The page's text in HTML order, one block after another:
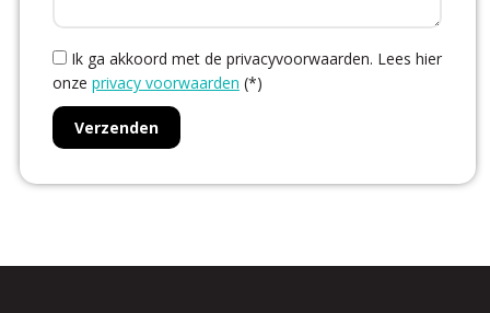
Ik ga akkoord met de privacyvoorwaarden. Lees hier
onze privacy voorwaarden (*)